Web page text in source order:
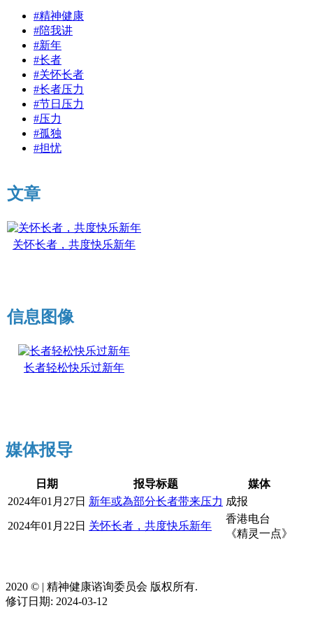
#精神健康
#陪我讲
#新年
#长者
#关怀长者
#长者压力
#节日压力
#压力
#孤独
#担忧
文章
关怀长者，共度快乐新年
信息图像
长者轻松快乐过新年
媒体报导
日期 报导标题
媒体
2024年01月27日 新年或為部分长者带来压力 成报
2024年01月22日 关怀长者，共度快乐新年
香港电台
《精灵一点》
2020 ©️ | 精神健康谘询委员会 版权所有.
修订日期: 2024-03-12